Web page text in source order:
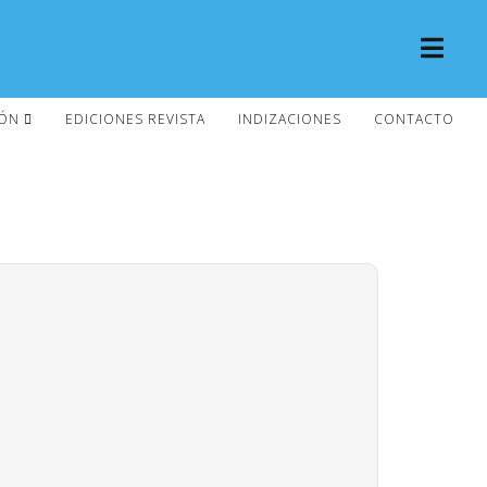
EDICIONES REVISTA INDIZACIONES CONTACTO